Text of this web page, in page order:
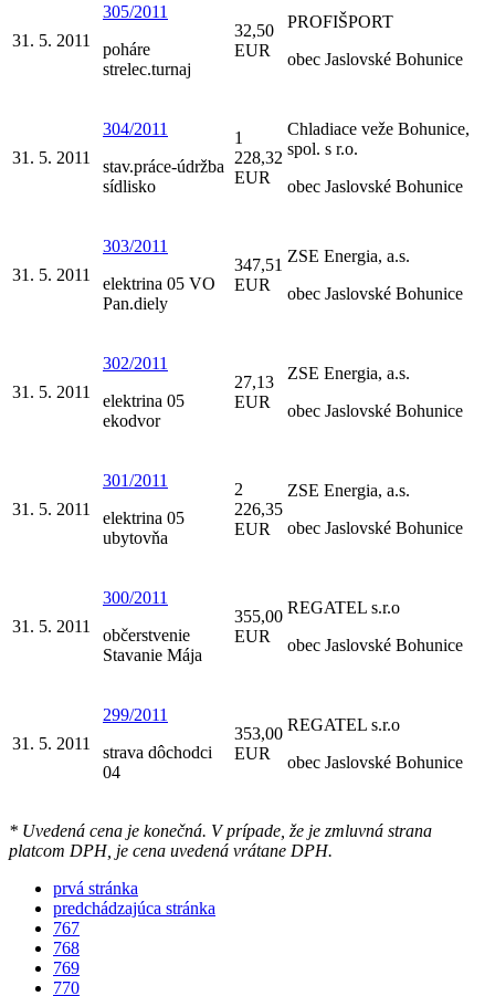
31. 5. 2011
305/2011
poháre
strelec.turnaj
32,50
EUR
PROFIŠPORT
obec Jaslovské Bohunice
31. 5. 2011
304/2011
stav.práce-údržba
sídlisko
1
228,32
EUR
Chladiace veže Bohunice,
spol. s r.o.
obec Jaslovské Bohunice
31. 5. 2011
303/2011
elektrina 05 VO
Pan.diely
347,51
EUR
ZSE Energia, a.s.
obec Jaslovské Bohunice
31. 5. 2011
302/2011
elektrina 05
ekodvor
27,13
EUR
ZSE Energia, a.s.
obec Jaslovské Bohunice
31. 5. 2011
301/2011
elektrina 05
ubytovňa
2
226,35
EUR
ZSE Energia, a.s.
obec Jaslovské Bohunice
31. 5. 2011
300/2011
občerstvenie
Stavanie Mája
355,00
EUR
REGATEL s.r.o
obec Jaslovské Bohunice
31. 5. 2011
299/2011
strava dôchodci
04
353,00
EUR
REGATEL s.r.o
obec Jaslovské Bohunice
* Uvedená cena je konečná. V prípade, že je zmluvná strana
platcom DPH, je cena uvedená vrátane DPH.
prvá stránka
predchádzajúca stránka
767
768
769
770